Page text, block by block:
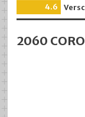
4.6
2060